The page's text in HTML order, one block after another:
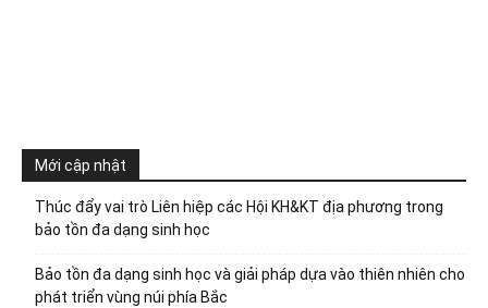
Mới cập nhật
Thúc đẩy vai trò Liên hiệp các Hội KH&KT địa phương trong
bảo tồn đa dạng sinh học
Bảo tồn đa dạng sinh học và giải pháp dựa vào thiên nhiên cho
phát triển vùng núi phía Bắc